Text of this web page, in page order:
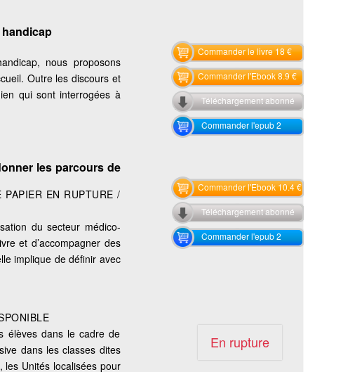
nous proposons
Outre les discours et
qui sont interrogées à
Commander le livre 18 €
Commander l'Ebook 8.9 €
Téléchargement abonné
Commander l'epub 2
les parcours de
PAPIER EN RUPTURE /
du secteur médico-
et d’accompagner des
implique de définir avec
Commander l'Ebook 10.4 €
Téléchargement abonné
Commander l'epub 2
élèves dans le cadre de
dans les classes dites
les Unités localisées pour
En rupture